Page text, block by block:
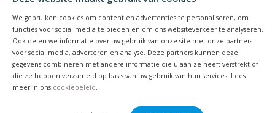
We gebruiken cookies om content en advertenties te personaliseren, om
functies voor social media te bieden en om ons websiteverkeer te analyseren.
Ook delen we informatie over uw gebruik van onze site met onze partners
voor social media, adverteren en analyse. Deze partners kunnen deze
gegevens combineren met andere informatie die u aan ze heeft verstrekt of
die ze hebben verzameld op basis van uw gebruik van hun services. Lees
meer in ons cookiebeleid.
Uw waardering:
Populair